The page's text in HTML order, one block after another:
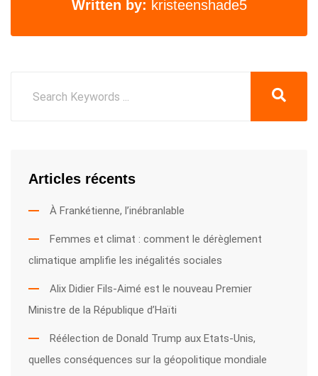
Written by: kristeenshade5
Articles récents
À Frankétienne, l’inébranlable
Femmes et climat : comment le dérèglement
climatique amplifie les inégalités sociales
Alix Didier Fils-Aimé est le nouveau Premier
Ministre de la République d’Haïti
Réélection de Donald Trump aux Etats-Unis,
quelles conséquences sur la géopolitique mondiale